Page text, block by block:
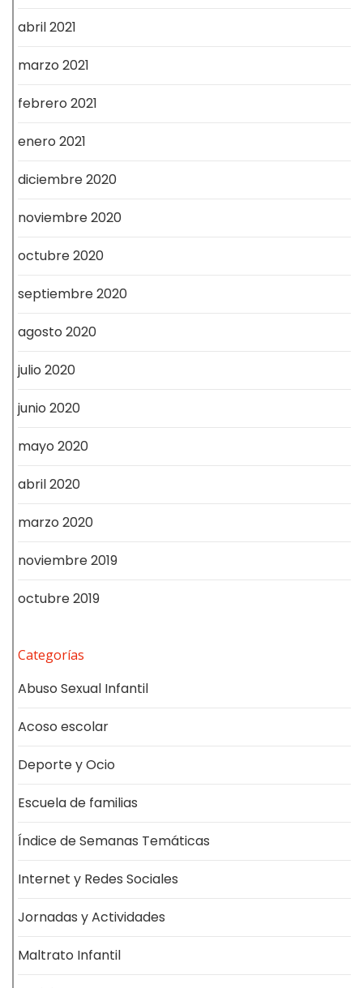
abril 2021
marzo 2021
febrero 2021
enero 2021
diciembre 2020
noviembre 2020
octubre 2020
septiembre 2020
agosto 2020
julio 2020
junio 2020
mayo 2020
abril 2020
marzo 2020
noviembre 2019
octubre 2019
Categorías
Abuso Sexual Infantil
Acoso escolar
Deporte y Ocio
Escuela de familias
Índice de Semanas Temáticas
Internet y Redes Sociales
Jornadas y Actividades
Maltrato Infantil